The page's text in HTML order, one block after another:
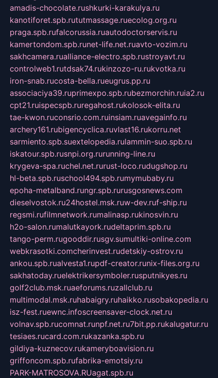
amadis-chocolate.rushkurki-karakulya.ru
kanotiforet.spb.rututmassage.ruecolog.org.ru
praga.spb.rufalcorussia.ruautodoctorservis.ru
kamertondom.spb.runet-life.net.ruavto-vozim.ru
sakhcamera.rualliance-electro.spb.rustroyavt.ru
controlweb1.rutdsak74.rukinzozo-ru.rukvotka.ru
iron-snab.rucosta-bella.rueugrus.pp.ru
associaciya39.ruprimexpo.spb.rubezmorchin.ruia2.ru
cpt21.ruispecspb.ruregahost.rukolosok-elita.ru
tae-kwon.ruconsrio.com.ruinsiam.ruavegainfo.ru
archery161.rubigencyclica.ruvlast16.rukorru.net
sarmiento.spb.suextelopedia.rulammin-suo.spb.ru
iskatour.spb.rusnpi.org.rurunning-line.ru
krygeva-spa.ruchel.net.rurust-loco.rudugshop.ru
hl-beta.spb.ruschool494.spb.rumymubaby.ru
epoha-metalband.rungr.spb.rurusgosnews.com
dieselvostok.ru24hostel.msk.ruw-dev.ruf-ship.ru
regsmi.rufilmnetwork.rumalinasp.rukinosvin.ru
h2o-salon.rumalutkayork.rudeltaprim.spb.ru
tango-perm.rugooddir.rusgv.sumultiki-online.com
webkrasotki.comcherinvest.rudetskiy-ostrov.ru
ankou.spb.rualvesta1.rupdf-creator.runix-files.org.ru
sakhatoday.ruelektrikersymboler.rusputnikyes.ru
golf2club.msk.ruaeforums.ruzallclub.ru
multimodal.msk.ruhabaigry.ruhaikko.rusobakopedia.ru
isz-fest.ruewnc.infoscreensaver-clock.net.ru
volnav.spb.rucomnat.runpf.net.ru7bit.pp.rukalugatur.ru
tesiaes.rucard.com.rukazanka.spb.ru
gildiya-kuznecov.rukameryboavision.ru
griffoncom.spb.rufabrika-emotsiy.ru
PARK-MATROSOVA.RUagat.spb.ru